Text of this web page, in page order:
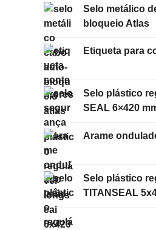
Selo metálico
bloqueio Atlas
Etiqueta para
Selo plástico
SEAL 6×420
Arame
Selo plástico
TITANSEAL